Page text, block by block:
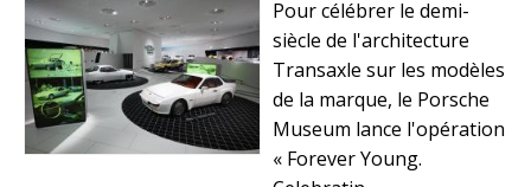
Pour célébrer le demi-
siècle de l'architecture
Transaxle sur les modèles
de la marque, le Porsche
Museum lance l'opération
« Forever Young.